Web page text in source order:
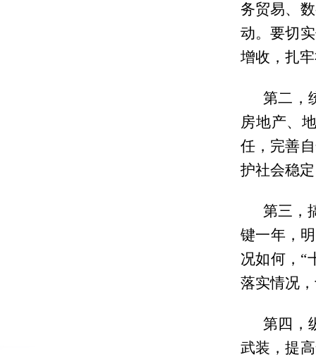
务贸易、
动。要切
增收，扎
第二，
房地产、
任，完善
护社会稳
第三，
键一年，
况如何，“
落实情况
第四，
武装，提